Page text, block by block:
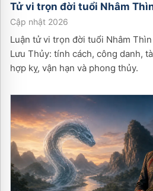
Tử vi trọn đời tuổi Nhâm
Cập nhật 2026
Luận tử vi trọn đời tuổi Nhâm
Lưu Thủy: tính cách, công danh,
hợp kỵ, vận hạn và phong thủy.